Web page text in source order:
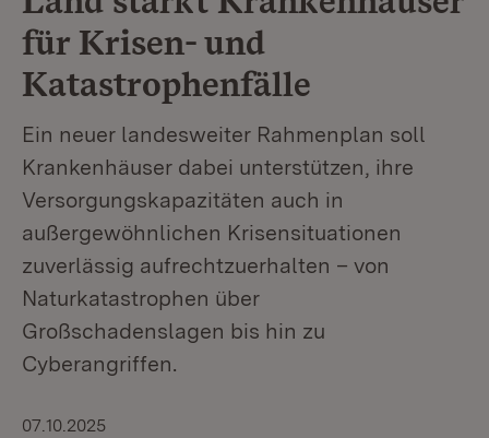
für Krisen- und
Katastrophenfälle
Ein neuer landesweiter Rahmenplan soll
Krankenhäuser dabei unterstützen, ihre
Versorgungskapazitäten auch in
außergewöhnlichen Krisensituationen
zuverlässig aufrechtzuerhalten – von
Naturkatastrophen über
Großschadenslagen bis hin zu
Cyberangriffen.
07.10.2025